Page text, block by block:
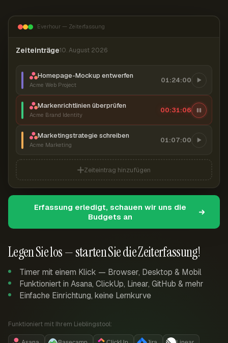
Legen Sie los — starten Sie die Zeiterfassung!
Timer mit einem Klick — Browser, Desktop & Mobil
Funktioniert in Asana, ClickUp, Linear, GitHub & mehr
Einfache Einrichtung, keine Lernkurve
Funktioniert mit Ihrem Lieblingstool:
Everhour — Zeiterfassung
Zeiteinträge10. August 2026
Homepage-Mockup entwerfen
Acme Web Project
01:24:00
Markenrichtlinien überprüfen
Acme Brand Identity
00:31:07
Marketingstrategie schreiben
Acme Marketing
01:07:00
Zeiteintrag hinzufügen
Erfassung erledigt, schauen wir uns die
Budgets an